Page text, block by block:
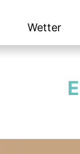
Wetter